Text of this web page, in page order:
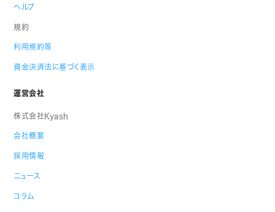
ヘルプ
規約
利用規約等
資金決済法に基づく表示
運営会社
株式会社Kyash
会社概要
採用情報
ニュース
コラム